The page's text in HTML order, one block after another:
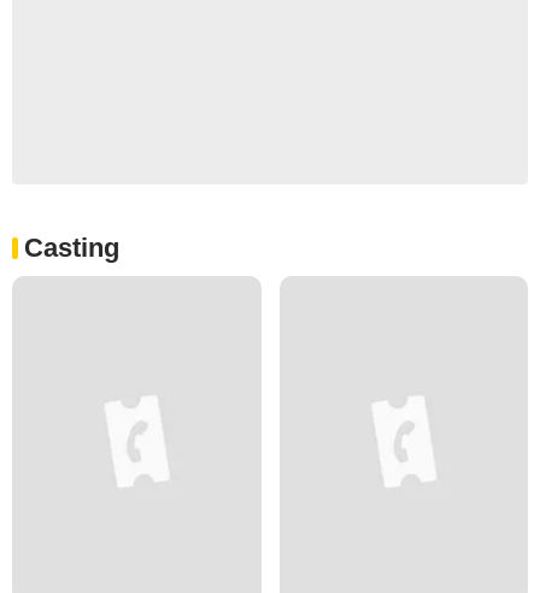
Casting